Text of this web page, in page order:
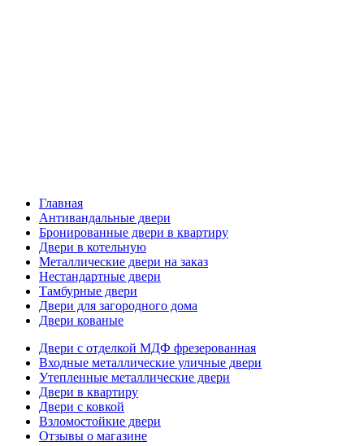
Главная
Антивандальные двери
Бронированные двери в квартиру
Двери в котельную
Металлические двери на заказ
Нестандартные двери
Тамбурные двери
Двери для загородного дома
Двери кованые
Двери с отделкой МДФ фрезерованная
Входные металлические уличные двери
Утепленные металлические двери
Двери в квартиру
Двери с ковкой
Взломостойкие двери
Отзывы о магазине